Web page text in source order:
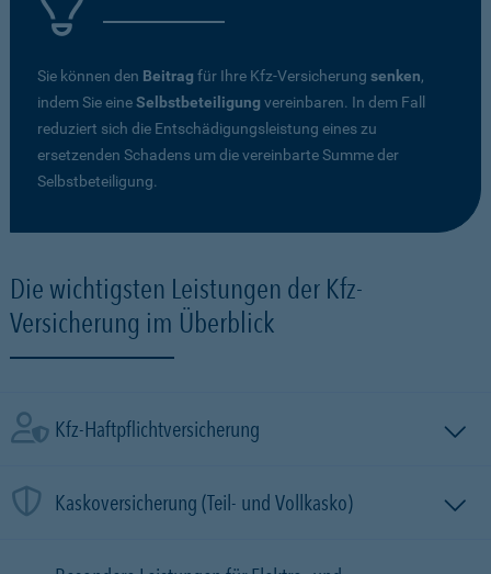
Sie können den Beitrag für Ihre Kfz-Versicherung senken,
indem Sie eineSelbstbeteiligung vereinbaren. In dem Fall
reduziert sich die Entschädigungsleistung eines zu
ersetzenden Schadens um die vereinbarte Summe der
Selbstbeteiligung.
Die wichtigsten Leistungen der Kfz-
Versicherung im Überblick
Kfz-Haftpflichtversicherung
Kaskoversicherung (Teil- und Vollkasko)